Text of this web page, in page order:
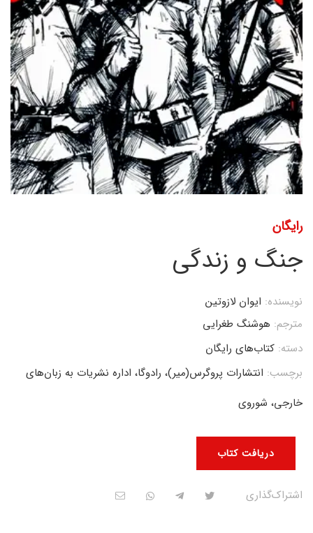
رایگان
جنگ و زندگی
دریافت کتاب
نویسنده: ایوان لازوتین
مترجم: هوشنگ طغرایی
دسته: کتاب‌های رایگان
برچسب: انتشارات پروگرس(میر)، رادوگا، اداره نشریات به زبان‌های
خارجی، شوروی
اشتراک‌گذاری